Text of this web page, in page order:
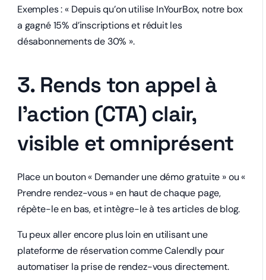
Exemples : « Depuis qu’on utilise InYourBox, notre box
a gagné 15% d’inscriptions et réduit les
désabonnements de 30% ».
3. Rends ton appel à
l’action (CTA) clair,
visible et omniprésent
Place un bouton « Demander une démo gratuite » ou «
Prendre rendez-vous » en haut de chaque page,
répète-le en bas, et intègre-le à tes articles de blog.
Tu peux aller encore plus loin en utilisant une
plateforme de réservation commeCalendlypour
automatiser la prise de rendez-vous directement.